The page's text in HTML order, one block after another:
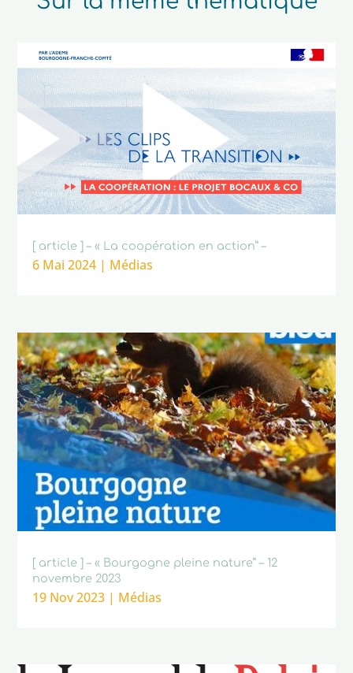
[ article ] – « La coopération en action” –
6 Mai 2024 | Médias
[ article ] – « Bourgogne pleine nature” – 12
novembre 2023
19 Nov 2023 | Médias